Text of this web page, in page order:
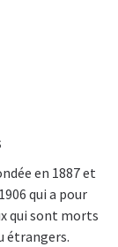
en 1887 et
qui a pour
qui sont morts
étrangers.